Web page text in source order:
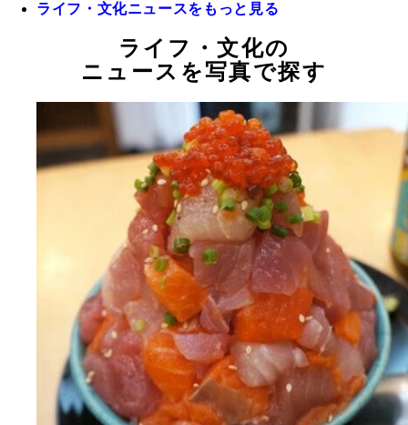
ライフ・文化ニュースをもっと見る
ライフ・文化の
ニュースを写真で探す